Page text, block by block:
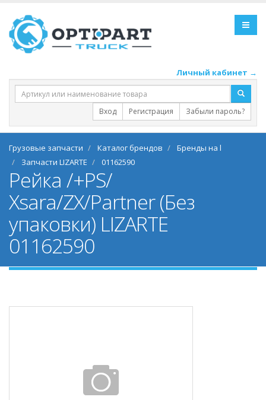
Личный кабинет →
Вход Регистрация Забыли пароль?
Грузовые запчасти Каталог брендов
Бренды на l
Запчасти LIZARTE
01162590
Рейка /+PS/
Xsara/ZX/Partner (Без
упаковки) LIZARTE
01162590